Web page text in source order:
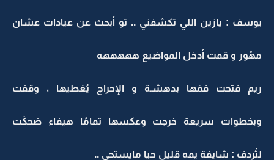
يوسف : يازين اللي تكشفني .. تو أبحث عن عيادات عشان
مهُور و قمت أدخل المواضيع هههههه
ريم فتحت فمَها بدهشـة و الإحراج يُغطيها ، وقفت
وبخطوات سريعة خرجت وعكسها تمامًا هيفاء ضحكَت
لتُردف : شايفة يمه قليل حيا مايستحي ..